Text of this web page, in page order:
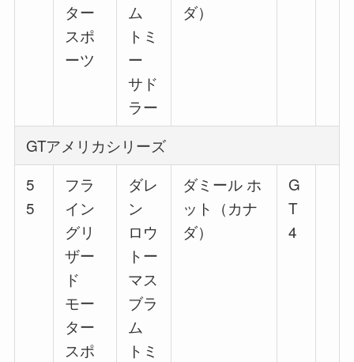
ター
スポ
ーツ
ム
トミ
ー
サド
ラー
ダ）
GTアメリカシリーズ
5
5
フラ
イン
グリ
ザー
ド
モー
ター
スポ
ダレ
ン
ロウ
トー
マス
ブラ
ム
トミ
ダミール ホ
ット（カナ
ダ）
G
T
4